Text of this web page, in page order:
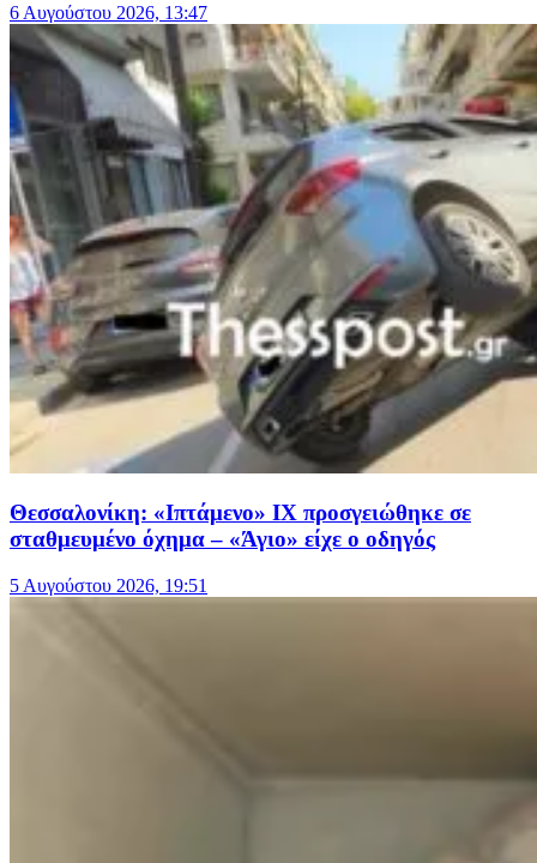
6 Αυγούστου 2026, 13:47
Θεσσαλονίκη: «Ιπτάμενο» ΙΧ προσγειώθηκε σε
σταθμευμένο όχημα – «Άγιο» είχε ο οδηγός
5 Αυγούστου 2026, 19:51